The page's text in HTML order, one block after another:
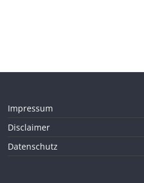
Impressum
Disclaimer
Datenschutz